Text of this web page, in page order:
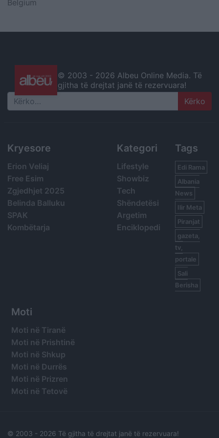
Belgium
© 2003 - 2026 Albeu Online Media. Të
gjitha të drejtat janë të rezervuara!
Search
Kryesore
Erion Veliaj
Free Esim
Zgjedhjet 2025
Belinda Balluku
SPAK
Kombëtarja
Kategori
Lifestyle
Showbiz
Tech
Shëndetësi
Argetim
Enciklopedi
Tags
Edi Rama
Albania
News
Ilir Meta
Piranjat
gazeta,
tv,
portale
Sali
Berisha
Moti
Moti në Tiranë
Moti në Prishtinë
Moti në Shkup
Moti në Durrës
Moti në Prizren
Moti në Tetovë
© 2003 - 2026 Të gjitha të drejtat janë të rezervuara!